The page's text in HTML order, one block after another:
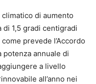
di aumento
1,5 gradi centigradi
prevede l’Accordo
annuale di
a livello
all’anno nei